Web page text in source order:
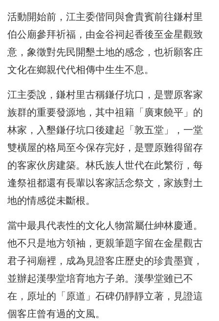
活動開始前，江主委偕同與會貴賓前往鎌村里
伯公廟參拜祈福，由金谷祠起香後至金星觀致
意，象徵對先民開墾土地的感念，也祈願客庄
文化在鄉親代代相傳中生生不息。
江主委說，鎌村里古稱鎌仔坑口，是豐原客家
族群的重要發源地，其中祖籍「廣東饒平」的
林家，入墾鎌仔坑口後建起「敦五堂」，一堂
雙橫屋的格局至今保存完好，是豐原難得留存
的客家伙房建築。林氏族人世代在此繁衍，每
逢祭祖都還有長輩以客家話念祭文，家族對土
地的情感從未斷根。
當中最具代表性的文化人物當屬仕紳林慶通。
他不只是地方領袖，更親筆題字留在金星觀古
君子祠廟裡，成為見證客庄歷史的珍貴墨寶，
並辦起漢學堂培育地方子弟。漢學堂雖已不
在，原址的「原道」石碑仍靜靜立著，見證這
個客庄曾有過的文風。